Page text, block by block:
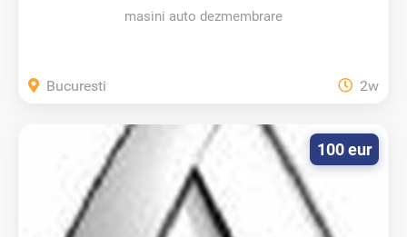
masini auto dezmembrare
Bucuresti 2w
100 eur